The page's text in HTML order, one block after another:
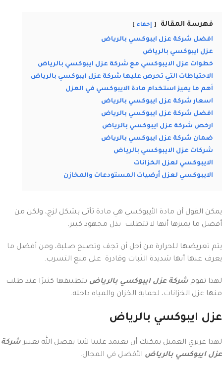
فهرسة المقالة إخفاء
افضل شركة عزل ايبوكسي بالرياض
عزل ايبوكسي بالرياض
خطوات عزل الايبوكسي مع شركة عزل ايبوكسي بالرياض
الاحتياطات التي تحرص عليها شركة عزل ايبوكسي بالرياض
أهم ما يميز استخدام مادة الايبوكسي في العزل
اسعار شركة عزل ايبوكسي بالرياض
افضل شركة عزل ايبوكسي بالرياض
ارخص شركة عزل ايبوكسي بالرياض
ضمان شركة عزل ايبوكسي بالرياض
شركات عزل الايبوكسي بالرياض
الايبوكسي لعزل الخزانات
الايبوكسي لعزل أرضيات المستودعات والمخازن
يمكن القول أن مادة الأيبوكسي هي مادة تأتي بشكل لزج، ولكن من
أفضل ما يميزها أنها لا تتطلب بذل مجهود كبير.
يتم تعريضها للحرارة من أجل أن تجف وتصبح صلبة، ومن أفضل ما
يعرف عنها أنها شديدة الثبات وقادرة على منع التسرب.
لهذا تقوم شركة عزل ايبوكسي بالرياض بتطبيقها كثيرًا عند طلب
منها عزل الخزانات، لحماية الخزان والمياه داخله.
عزل ايبوكسي بالرياض
لهذا عزيزي العميل يمكنك أن تعتمد علينا لأننا بفضل الله نعتبرشركة
عزل ايبوكسي بالرياض الأفضل في المجال.